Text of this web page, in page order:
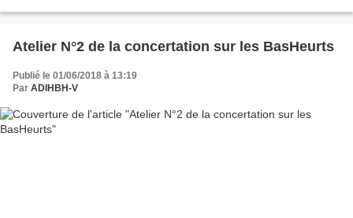
Atelier N°2 de la concertation sur les BasHeurts
Publié le 01/06/2018 à 13:19
Par ADIHBH-V